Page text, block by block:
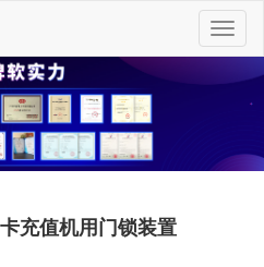
切
换
充值机用门锁装置